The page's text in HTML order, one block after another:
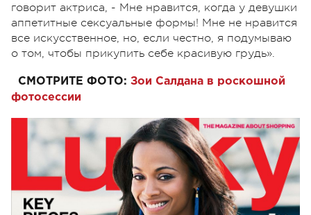
говорит актриса, - Мне нравится, когда у девушки
аппетитные сексуальные формы! Мне не нравится
все искусственное, но, если честно, я подумываю
о том, чтобы прикупить себе красивую грудь».
СМОТРИТЕ ФОТО: Зои Салдана в роскошной
фотосессии